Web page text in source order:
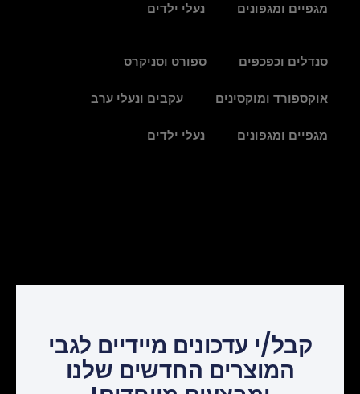
מגפיים ומגפונים נעלי ילדים
סנדלים וכפכפים ספורט וסניקרס
אוקספורד ומוקסינים עקבים ונעלי ערב
מגפיים ומגפונים נעלי ילדים
קבל/י עדכונים מיידיים לגבי
המוצרים החדשים שלנו